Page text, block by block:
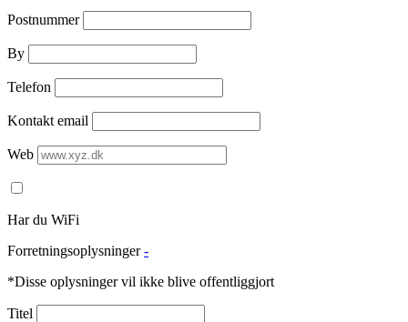
Postnummer
By
Telefon
Kontakt email
Web
Har du WiFi
Forretningsoplysninger -
*Disse oplysninger vil ikke blive offentliggjort
Titel